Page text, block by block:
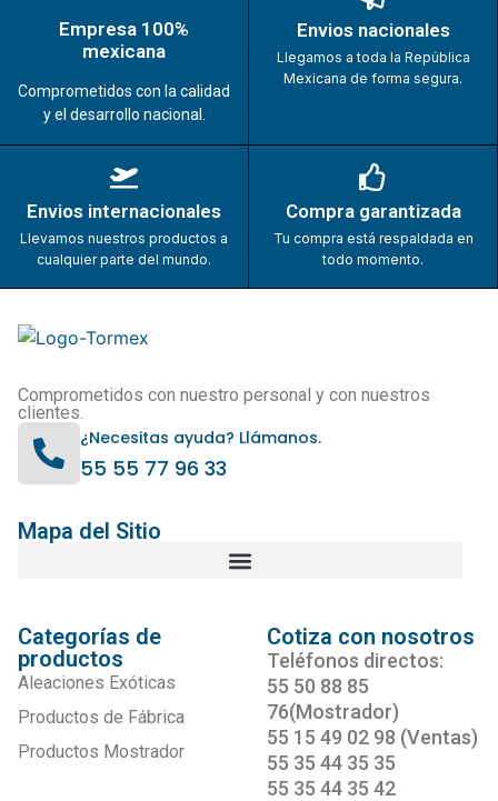
Empresa 100%
mexicana
Comprometidos con la calidad
y el desarrollo nacional.
Envios nacionales
Llegamos a toda la República
Mexicana de forma segura.
Envios internacionales
Llevamos nuestros productos a
cualquier parte del mundo.
Compra garantizada
Tu compra está respaldada en
todo momento.
Comprometidos con nuestro personal y con nuestros
clientes.
¿Necesitas ayuda? Llámanos.
55 55 77 96 33
Mapa del Sitio
Categorías de
productos
Aleaciones Exóticas
Productos de Fábrica
Productos Mostrador
Cotiza con nosotros
Teléfonos directos:
55 50 88 85
76(Mostrador)
55 15 49 02 98 (Ventas)
55 35 44 35 35
55 35 44 35 42